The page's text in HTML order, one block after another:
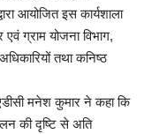
आयोजित इस कार्यशाला
ग्राम योजना विभाग,
तथा कनिष्ठ
मनेश कुमार ने कहा कि
की दृष्टि से अति